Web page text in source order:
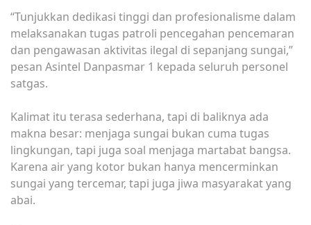
“Tunjukkan dedikasi tinggi dan profesionalisme dalam
melaksanakan tugas patroli pencegahan pencemaran
dan pengawasan aktivitas ilegal di sepanjang sungai,”
pesan Asintel Danpasmar 1 kepada seluruh personel
satgas.
Kalimat itu terasa sederhana, tapi di baliknya ada
makna besar: menjaga sungai bukan cuma tugas
lingkungan, tapi juga soal menjaga martabat bangsa.
Karena air yang kotor bukan hanya mencerminkan
sungai yang tercemar, tapi juga jiwa masyarakat yang
abai.